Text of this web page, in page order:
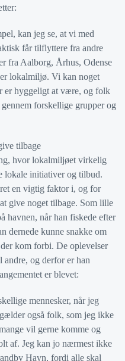
kan jeg se, at vi med
får tilflyttere fra andre
fra Aalborg, Århus, Odense
lokalmiljø. Vi kan noget
er hyggeligt at være, og folk
forskellige grupper og
tilbage
hvor lokalmiljøet virkelig
lokale initiativer og tilbud.
en vigtig faktor i, og for
give noget tilbage. Som lille
havnen, når han fiskede efter
dernede kunne snakke om
kom forbi. De oplevelser
andre, og derfor er han
er blevet:
mennesker, når jeg
også folk, som jeg ikke
vil gerne komme og
af. Jeg kan jo nærmest ikke
Havn, fordi alle skal